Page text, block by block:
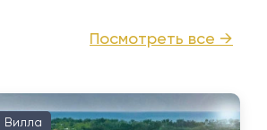
Посмотреть все →
Вилла